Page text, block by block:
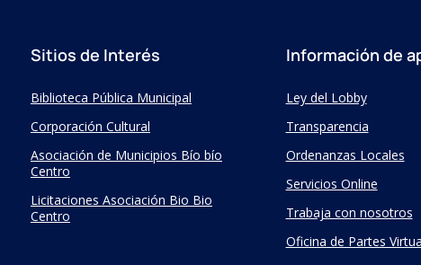
Sitios de Interés
Biblioteca Pública Municipal
Corporación Cultural
Asociación de Municipios Bío bío
Centro
Licitaciones Asociación Bio Bio
Centro
Información de
Ley del Lobby
Transparencia
Ordenanzas Locales
Servicios Online
Trabaja con nosotros
Oficina de Partes